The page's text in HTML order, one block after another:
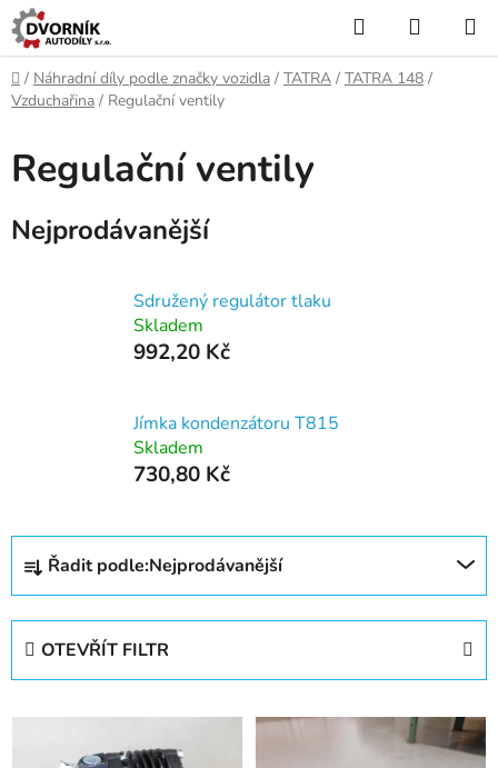
Přejít
na
obsah
Hledat
KOŠÍK
Domů
/ Náhradní díly podle značky vozidla / TATRA / TATRA 148 /
Vzduchařina / Regulační ventily
Regulační ventily
Nejprodávanější
Sdružený regulátor tlaku
Skladem
992,20 Kč
Jímka kondenzátoru T815
Skladem
730,80 Kč
Ř
z
p
Řadit podle:Nejprodávanější
OTEVŘÍT FILTR
V